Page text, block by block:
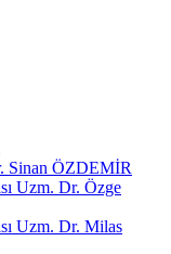
Sinan ÖZDEMİR
Uzm. Dr. Özge
Uzm. Dr. Milas